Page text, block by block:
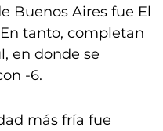
Buenos Aires fue El
tanto, completan
en donde se
-6.
más fría fue